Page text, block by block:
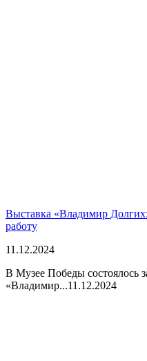
Выставка «Владимир
работу
11.12.2024
В Музее Победы состоялось
«Владимир...11.12.2024